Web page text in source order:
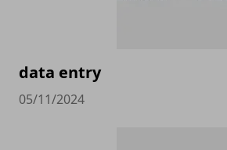
data entry
05/11/2024